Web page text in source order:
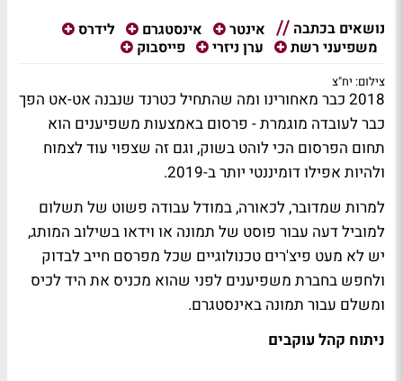
נושאים בכתבה אינטר אינסטגרם
לידרס
משפיעני רשת
ערן ניזרי פייסבוק
צילום: יח"צ
2018 כבר מאחורינו ומה שהתחיל כטרנד שנבנה אט-אט הפך
כבר לעובדה מוגמרת - פרסום באמצעות משפיענים הוא
תחום הפרסום הכי לוהט בשוק, וגם זה שצפוי עוד לצמוח
ולהיות אפילו דומיננטי יותר ב-2019.
למרות שמדובר, לכאורה, במודל עבודה פשוט של תשלום
למוביל דעה עבור פוסט של תמונה או וידאו בשילוב המותג,
יש לא מעט פיצ'רים טכנולוגיים שכל מפרסם חייב לבדוק
ולחפש בחברת משפיענים לפני שהוא מכניס את היד לכיס
ומשלם עבור תמונה באינסטגרם.
ניתוח קהל עוקבים